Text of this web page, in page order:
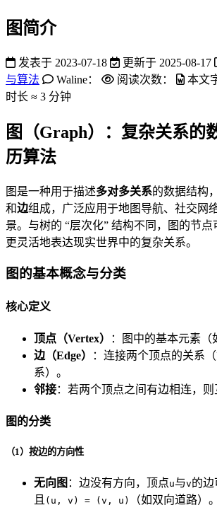
图简介
发表于 2023-07-18 更新于 2025-08-17
与算法
Waline： 阅读次数： 本文
时长 ≈ 3 分钟
图（Graph）：复杂关系的
历算法
图是一种用于描述多对多关系的数据结构
和边组成，广泛应用于地图导航、社交网
景。与树的 “层次化” 结构不同，图的节
更灵活地表达现实世界中的复杂关系。
图的基本概念与分类
核心定义
顶点（Vertex）
：图中的基本元素（
边（Edge）
：连接两个顶点的关系
系）。
邻接：若两个顶点之间有边相连，则
图的分类
（1）按边的方向性
无向图 ：边没有方向，顶点u与v 的
且 (u, v) = (v, u)
（如双向道路）。